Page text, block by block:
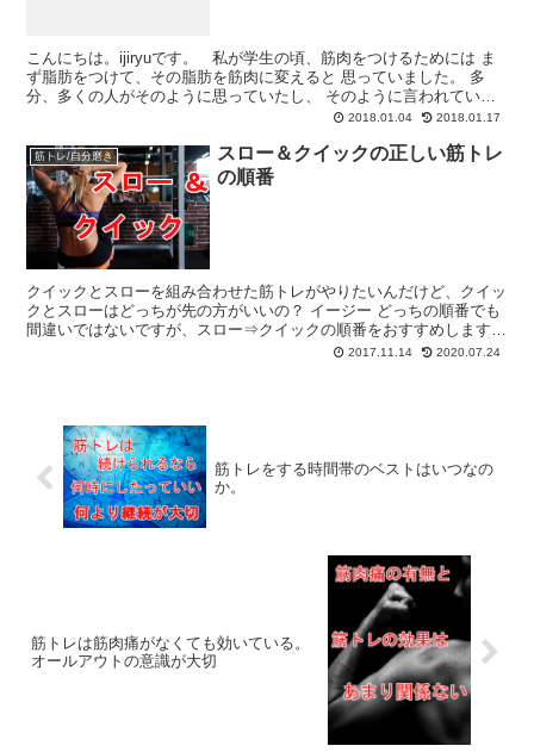
こんにちは。ijiryuです。 私が学生の頃、筋肉をつけるためには ま
ず脂肪をつけて、その脂肪を筋肉に変えると 思っていました。 多
分、多くの人がそのように思っていたし、 そのように言われていた
んじゃないかなぁと思います。 しかし、実は...2018.01.04 2018.01.17
筋トレ/自分磨き
スロー＆クイックの正しい筋トレ
の順番
クイックとスローを組み合わせた筋トレがやりたいんだけど、クイッ
クとスローはどっちが先の方がいいの？ イージー どっちの順番でも
間違いではないですが、スロー⇒クイックの順番をおすすめします。
2017.11.14 2020.07.24
筋トレをする時間帯のベストはいつなの
か。
筋トレは筋肉痛がなくても効いている。
オールアウトの意識が大切